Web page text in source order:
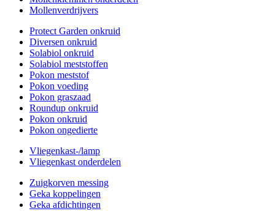
Mollenverdrijvers
Protect Garden onkruid
Diversen onkruid
Solabiol onkruid
Solabiol meststoffen
Pokon meststof
Pokon voeding
Pokon graszaad
Roundup onkruid
Pokon onkruid
Pokon ongedierte
Vliegenkast-/lamp
Vliegenkast onderdelen
Zuigkorven messing
Geka koppelingen
Geka afdichtingen